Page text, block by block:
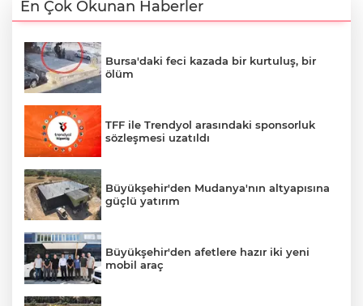
En Çok Okunan Haberler
Bursa'daki feci kazada bir kurtuluş, bir
ölüm
TFF ile Trendyol arasındaki sponsorluk
sözleşmesi uzatıldı
Büyükşehir'den Mudanya'nın altyapısına
güçlü yatırım
Büyükşehir'den afetlere hazır iki yeni
mobil araç